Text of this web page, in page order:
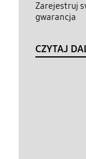
Zarejestruj
gwarancja
CZYTAJ